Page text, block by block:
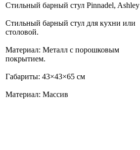
Стильный барный стул Pinnadel, Ashley
Стильный барный стул для кухни или
столовой.
Материал: Металл с порошковым
покрытием.
Габариты: 43×43×65 см
Материал: Массив